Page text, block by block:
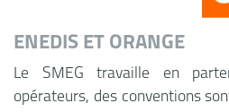
ENEDIS ET ORANGE
Le SMEG travaille en
opérateurs, des conventions